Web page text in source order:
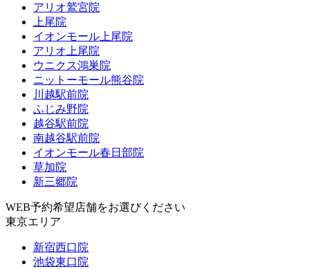
アリオ鷲宮院
上尾院
イオンモール上尾院
アリオ上尾院
ウニクス鴻巣院
ニットーモール熊谷院
川越駅前院
ふじみ野院
越谷駅前院
南越谷駅前院
イオンモール春日部院
草加院
新三郷院
WEB予約希望店舗をお選びください
東京エリア
新宿西口院
池袋東口院